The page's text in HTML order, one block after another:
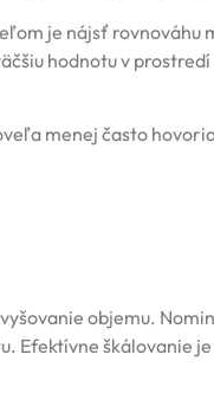
je nájsť rovnováhu
hodnotu v prostredí
menej často
objemu.
Efektívne škálovanie